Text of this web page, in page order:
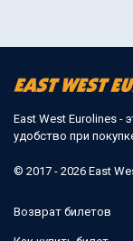
East West Eurolines -
удобство при
© 2017 - 2026 East
Возврат билетов